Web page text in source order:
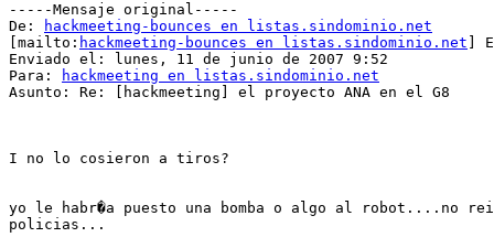
-----Mensaje original-----
De:
hackmeeting-bounces en listas.sindominio.net
[mailto: hackmeeting-bounces en listas.sindominio.net ]
Enviado el: lunes, 11 de junio de 2007 9:52
Para:
hackmeeting en listas.sindominio.net
Asunto: Re: [hackmeeting] el proyecto ANA en el G8
I no lo cosieron a tiros?
yo le habr�a puesto una bomba o algo al robot....no
policias...